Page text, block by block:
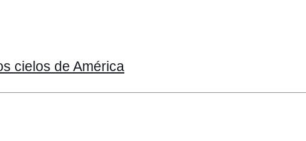
cielos de América